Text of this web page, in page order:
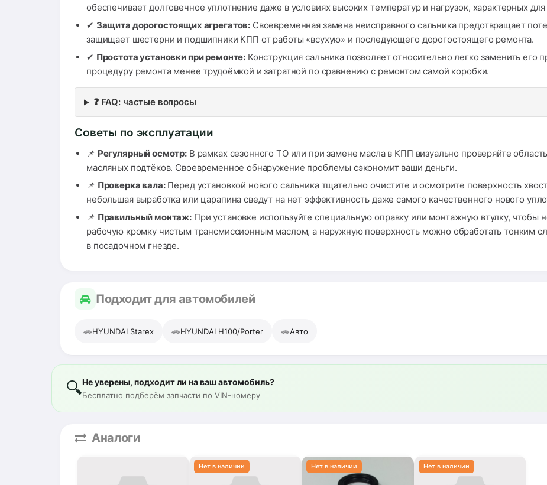
обеспечивает долговечное уплотнение даже в условиях высоких температур и нагрузок, характерных
✔ Защита дорогостоящих агрегатов: Своевременная замена неисправного сальника предотвращает
защищает шестерни и подшипники КПП от работы «всухую» и последующего дорогостоящего ремонта.
✔ Простота установки при ремонте: Конструкция сальника позволяет относительно легко заменить его
процедуру ремонта менее трудоёмкой и затратной по сравнению с ремонтом самой коробки.
❓ FAQ: частые вопросы
Советы по эксплуатации
📌 Регулярный осмотр: В рамках сезонного ТО или при замене масла в КПП визуально проверяйте
масляных подтёков. Своевременное обнаружение проблемы сэкономит ваши деньги.
📌 Проверка вала:Перед установкой нового сальника тщательно очистите и осмотрите поверхность
небольшая выработка или царапина сведут на нет эффективность даже самого качественного нового
📌 Правильный монтаж: При установке используйте специальную оправку или монтажную втулку, чтобы
рабочую кромку чистым трансмиссионным маслом, а наружную поверхность можно обработать тонким
в посадочном гнезде.
Подходит для автомобилей
🚗HYUNDAI Starex 🚗HYUNDAI H100/Porter 🚗Авто
🔍Не уверены, подходит ли на ваш автомобиль?
Бесплатно подберём запчасти по VIN-номеру
Аналоги